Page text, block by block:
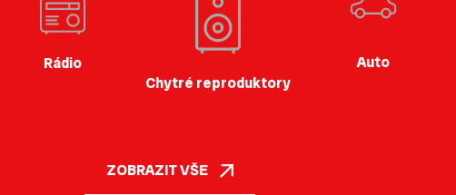
Rádio
Chytré reproduktory
Auto
ZOBRAZIT VŠE